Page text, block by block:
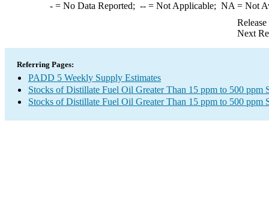
-= No Data Reported; --= Not Applicable; NA = Not
Next
Referring Pages:
PADD 5 Weekly Supply Estimates
Stocks of Distillate Fuel Oil Greater Than 15 ppm to 500 ppm
Stocks of Distillate Fuel Oil Greater Than 15 ppm to 500 ppm